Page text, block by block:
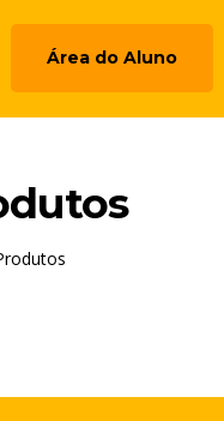
Área do Aluno